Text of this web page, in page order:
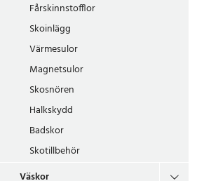
Fårskinnstofflor
Skoinlägg
Värmesulor
Magnetsulor
Skosnören
Halkskydd
Badskor
Skotillbehör
Väskor